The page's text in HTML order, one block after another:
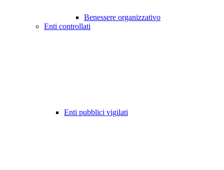
Benessere organizzativo
Enti controllati
Enti pubblici vigilati